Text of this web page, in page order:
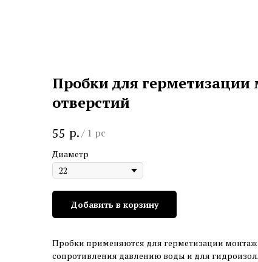
Пробки для
отверстий
55 р./ 1 pc
Диаметр
Добавить в корзину
Пробки применяются для герметизации
сопротивления давлению воды и для